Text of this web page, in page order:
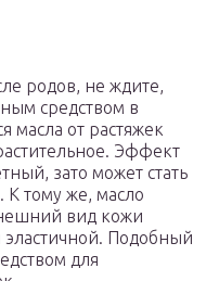
родов, не ждите,
средством в
масла от растяжек
Эффект
зато может стать
К тому же, масло
вид кожи
эластичной. Подобный
для